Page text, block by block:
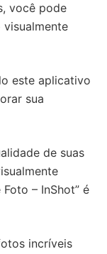
você pode
este aplicativo
sua
de suas
– InShot” é
incríveis